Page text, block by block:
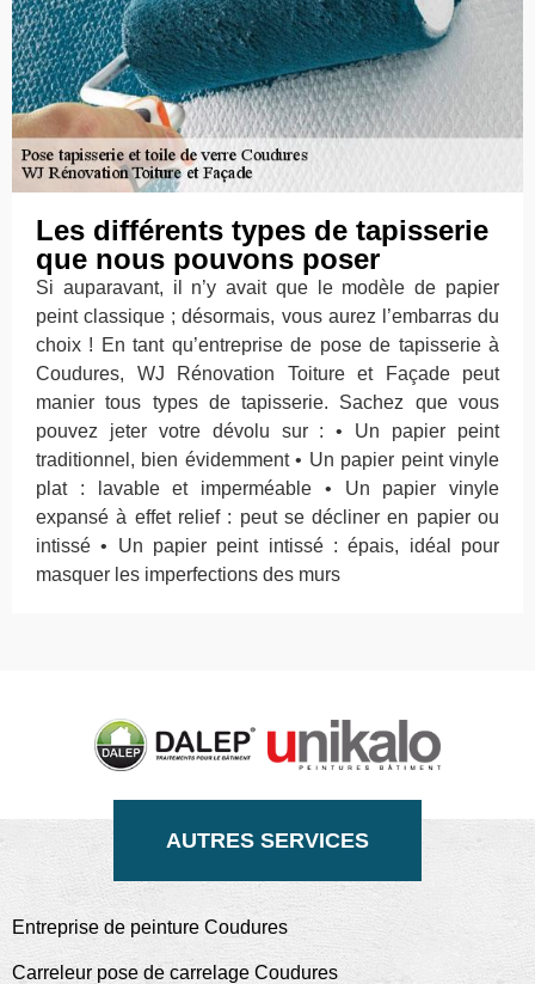
Les différents types de tapisserie
que nous pouvons poser
Si auparavant, il n’y avait que le modèle de papier
peint classique ; désormais, vous aurez l’embarras du
choix ! En tant qu’entreprise de pose de tapisserie à
Coudures, WJ Rénovation Toiture et Façade peut
manier tous types de tapisserie. Sachez que vous
pouvez jeter votre dévolu sur : • Un papier peint
traditionnel, bien évidemment • Un papier peint vinyle
plat : lavable et imperméable • Un papier vinyle
expansé à effet relief : peut se décliner en papier ou
intissé • Un papier peint intissé : épais, idéal pour
masquer les imperfections des murs
AUTRES SERVICES
Entreprise de peinture Coudures
Carreleur pose de carrelage Coudures